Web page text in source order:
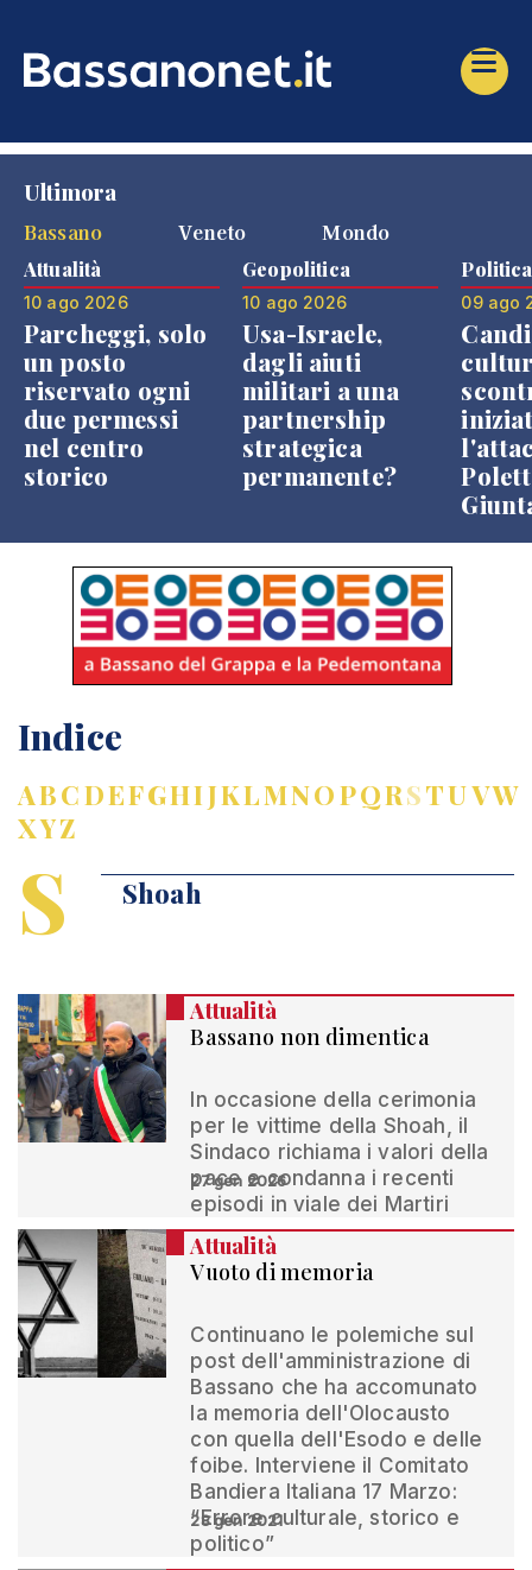
Ultimora
Bassano
Veneto Mondo
Attualità
10 ago 2026
Parcheggi, solo
un posto
riservato ogni
due permessi
nel centro
storico
Geopolitica
10 ago 2026
Usa-Israele,
dagli aiuti
militari a una
partnership
strategica
permanente?
Politica
09 ago
Indice
ABCDEFGHIJKLMNOPQRSTUVW
XYZ
S Shoah
Attualità
Bassano non dimentica
In occasione della cerimonia
per le vittime della Shoah, il
Sindaco richiama i valori della
pace e condanna i recenti
episodi in viale dei Martiri
27 gen 2026
Attualità
Vuoto di memoria
Continuano le polemiche sul
post dell'amministrazione di
Bassano che ha accomunato
la memoria dell'Olocausto
con quella dell'Esodo e delle
foibe. Interviene il Comitato
Bandiera Italiana 17 Marzo:
“Errore culturale, storico e
politico”
28 gen 2021